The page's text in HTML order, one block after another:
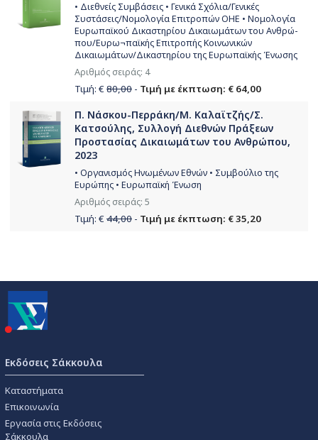
• Διεθνείς Συμβάσεις • Γενικά Σχόλια/Γενικές
Συστάσεις/Νομολογία Επιτροπών ΟΗΕ • Νομολογία
Ευρωπαϊκού Δικαστηρίου Δικαιωμάτων του Ανθρώ-
που/Ευρω¬παϊκής Επιτροπής Κοινωνικών
Δικαιωμάτων/Δικαστηρίου της Ευρωπαϊκής Ένωσης
Αριθμός σειράς: 4
Τιμή: € 80,00 - Τιμή με έκπτωση: € 64,00
Π. Νάσκου-Περράκη/Μ. Καλαϊτζής/Σ.
Κατσούλης, Συλλογή Διεθνών Πράξεων
Προστασίας Δικαιωμάτων του Ανθρώπου,
2023
• Οργανισμός Ηνωμένων Εθνών • Συμβούλιο της
Ευρώπης • Ευρωπαϊκή Ένωση
Αριθμός σειράς: 5
Τιμή: € 44,00 - Τιμή με έκπτωση: € 35,20
Εκδόσεις Σάκκουλα
Καταστήματα
Επικοινωνία
Εργασία στις Εκδόσεις
Σάκκουλα